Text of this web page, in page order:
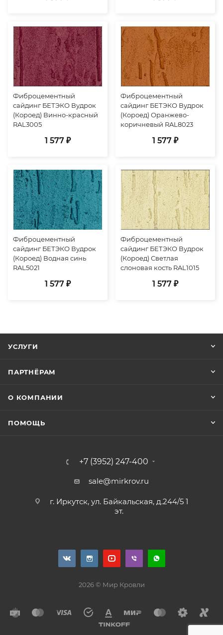
Фиброцементный
сайдинг БЕТЭКО Вудрок
(Короед) Винно-красный
RAL3005
1 577 ₽
Фиброцементный
сайдинг БЕТЭКО Вудрок
(Короед) Оранжево-
коричневый RAL8023
1 577 ₽
Фиброцементный
сайдинг БЕТЭКО Вудрок
(Короед) Водная синь
RAL5021
1 577 ₽
Фиброцементный
сайдинг БЕТЭКО Вудрок
(Короед) Светлая
слоновая кость RAL1015
1 577 ₽
УСЛУГИ
ПАРТНЁРАМ
О КОМПАНИИ
ПОМОЩЬ
+7 (3952) 247-400
sale@mirkrov.ru
г. Иркутск, ул. Байкальская, д.244/5 1
эт.
2026 © Мир Кровли